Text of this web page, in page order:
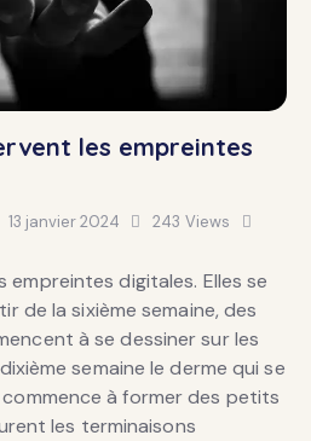
les empreintes
13 janvier 2024 243 Views
empreintes digitales. Elles se
de la sixième semaine, des
à se dessiner sur les
semaine le derme qui se
à former des petits
les terminaisons